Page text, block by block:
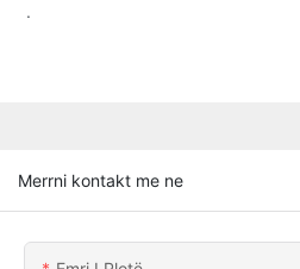
.
Merrni kontakt me ne